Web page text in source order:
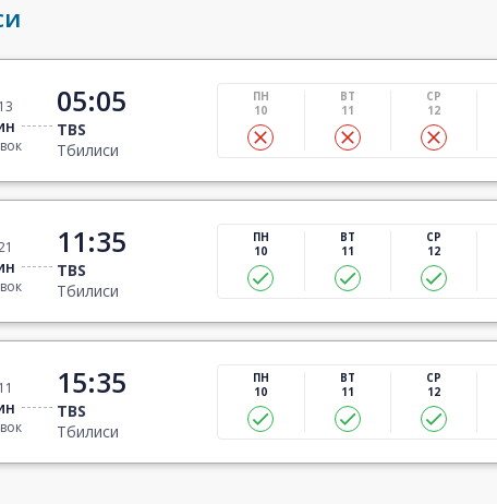
05:05
TBS
Тбилиси
ПН
10
ВТ
11
СР
12
11:35
TBS
Тбилиси
ПН
10
ВТ
11
СР
12
15:35
TBS
Тбилиси
ПН
10
ВТ
11
СР
12